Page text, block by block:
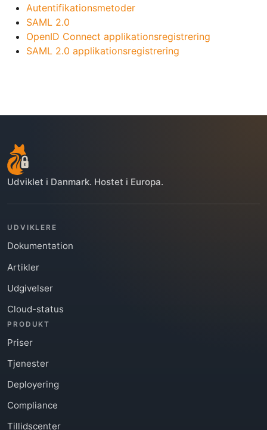
Autentifikationsmetoder
SAML 2.0
OpenID Connect applikationsregistrering
SAML 2.0 applikationsregistrering
Udviklet i Danmark. Hostet i Europa.
UDVIKLERE
Dokumentation
Artikler
Udgivelser
Cloud-status
PRODUKT
Priser
Tjenester
Deployering
Compliance
Tillidscenter